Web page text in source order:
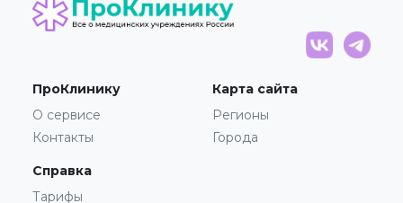
ПроКлинику
О сервисе
Контакты
Карта сайта
Регионы
Города
Справка
Тарифы